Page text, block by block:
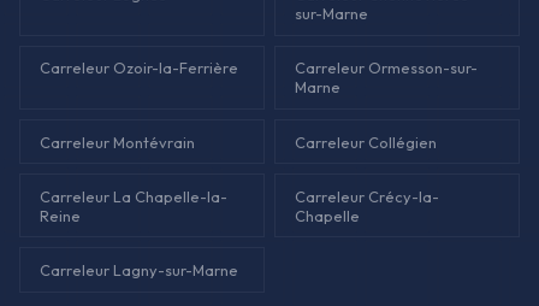
sur-Marne
Carreleur Ozoir-la-Ferrière
Carreleur Ormesson-sur-
Marne
Carreleur Montévrain Carreleur Collégien
Carreleur La Chapelle-la-
Reine
Carreleur Crécy-la-
Chapelle
Carreleur Lagny-sur-Marne